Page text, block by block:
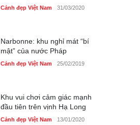
Nhiều hoạt động tôn vinh
Cảnh đẹp Việt Nam 31/03/2020
Narbonne: khu nghỉ mát “bí
mật” của nước Pháp
Cảnh đẹp Việt Nam 25/02/2019
Khu vui chơi cảm giác mạnh
đầu tiên trên vịnh Hạ Long
Cảnh đẹp Việt Nam 13/01/2020